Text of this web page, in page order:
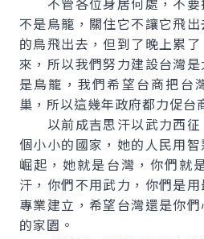
不是鳥籠，關住它不讓它飛
的鳥飛出去，但到了晚上累
來，所以我們努力建設台灣
是鳥籠，我們希望台商把台
巢，所以這幾年政府都力促台
以前成吉思汗以武力西征
個小小的國家，她的人民用
崛起，她就是台灣，你們就
汗，你們不用武力，你們是
專業建立，希望台灣還是你
的家園。